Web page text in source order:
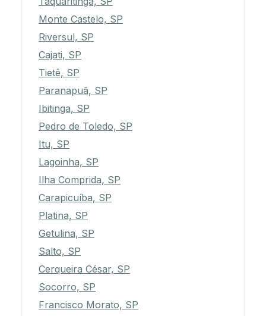
Monte Castelo, SP
Riversul, SP
Cajati, SP
Tietê, SP
Paranapuã, SP
Ibitinga, SP
Pedro de Toledo, SP
Itu, SP
Lagoinha, SP
Ilha Comprida, SP
Carapicuíba, SP
Platina, SP
Getulina, SP
Salto, SP
Cerqueira César, SP
Socorro, SP
Francisco Morato, SP